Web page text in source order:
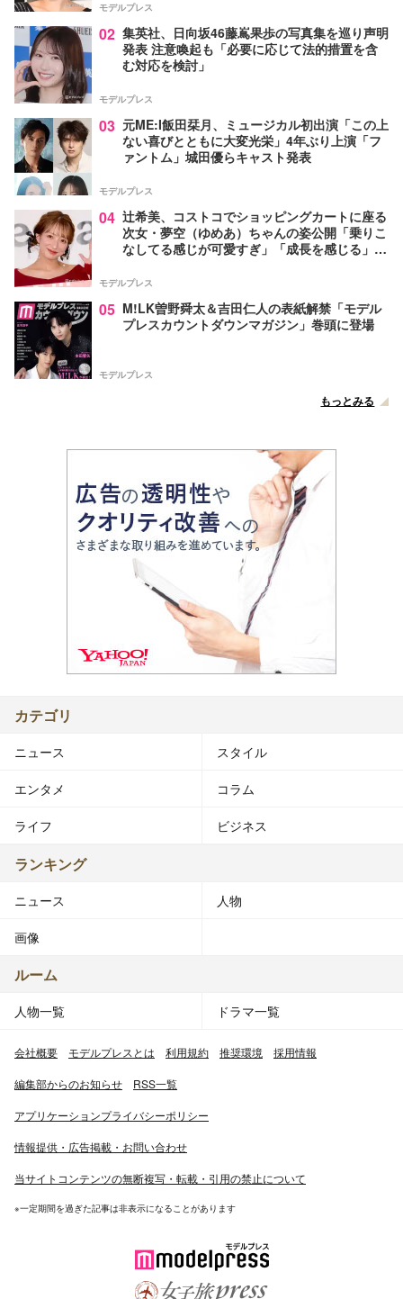
モデルプレス
02 集英社、日向坂46藤嶌果歩の写真集を巡り声明
発表 注意喚起も「必要に応じて法的措置を含
む対応を検討」
モデルプレス
03 元ME:I飯田栞月、ミュージカル初出演「この上
ない喜びとともに大変光栄」4年ぶり上演「フ
ァントム」城田優らキャスト発表
モデルプレス
04 辻希美、コストコでショッピングカートに座る
次女・夢空（ゆめあ）ちゃんの姿公開「乗りこ
なしてる感じが可愛すぎ」「成長を感じる」の
モデルプレス
05 M!LK曽野舜太＆吉田仁人の表紙解禁「モデル
プレスカウントダウンマガジン」巻頭に登場
モデルプレス
もっとみる
カテゴリ
ニュース スタイル
エンタメ コラム
ライフ ビジネス
ランキング
ニュース 人物
画像
ルーム
人物一覧 ドラマ一覧
会社概要 モデルプレスとは 利用規約 推奨環境 採用情報
編集部からのお知らせ RSS一覧
アプリケーションプライバシーポリシー
情報提供・広告掲載・お問い合わせ
当サイトコンテンツの無断複写・転載・引用の禁止について
※一定期間を過ぎた記事は非表示になることがあります